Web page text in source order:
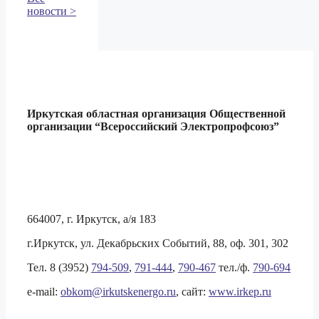
новости >
Иркутская областная организация Общественной
организации “Всероссийский Электропрофсоюз”
664007, г. Иркутск, а/я 183
г.Иркутск, ул. Декабрьских Событий, 88, оф. 301, 302
Тел. 8 (3952) 794-509, 791-444, 790-467 тел./ф. 790-694
e-mail: obkom@irkutskenergo.ru, cайт: www.irkep.ru